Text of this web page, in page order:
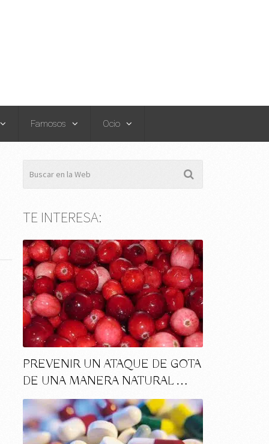
Famosos Ocio
TE INTERESA:
PREVENIR UN ATAQUE DE GOTA
DE UNA MANERA NATURAL …